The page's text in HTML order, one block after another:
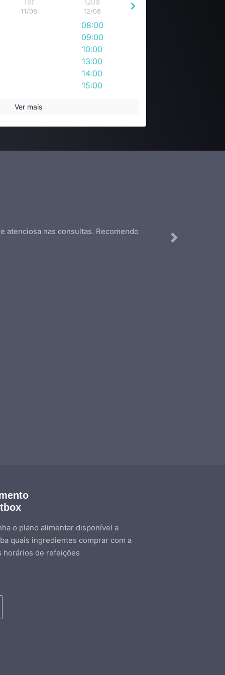
11/08 12/08
08:00
09:00
10:00
13:00
14:00
15:00
Ver mais
atenciosa nas consultas. Recomendo
Next
o plano alimentar disponível a
quais ingredientes comprar com a
horários de refeições